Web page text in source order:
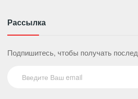
Рассылка
Подпишитесь, чтобы получать